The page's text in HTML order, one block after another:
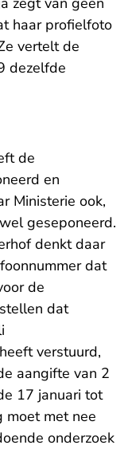
haar profielfoto
vertelt de
dezelfde
de
en
Ministerie ook,
geseponeerd.
denkt daar
dat
de
dat
verstuurd,
aangifte van 2
17 januari tot
moet met nee
onderzoek